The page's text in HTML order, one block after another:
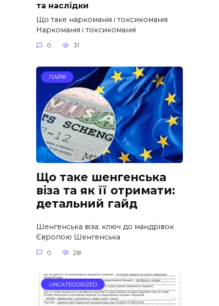
та наслідки
Що таке наркоманія і токсикоманія
Наркоманія і токсикоманія
0 31
ЛАЙФ
Що таке шенгенська
віза та як її отримати:
детальний гайд
Шенгенська віза: ключ до мандрівок
Європою Шенгенська
0 28
UNCATEGORIZED